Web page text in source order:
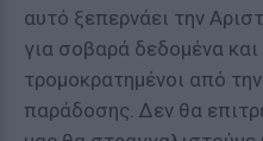
αυτό ξεπερνάει την
για σοβαρά δεδομένα
τρομοκρατημένοι από
παράδοσης. Δεν θα